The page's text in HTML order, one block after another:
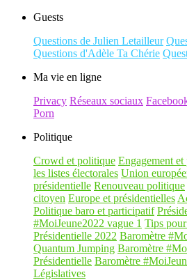
Guests
Questions de Julien Letailleur
Questions d'Adèle Ta Chérie
Ma vie en ligne
Privacy Réseaux sociaux
Porn
Politique
Crowd et politique Engagement
les listes électorales Union
présidentielle Renouveau politique
citoyen Europe et présidentielles
Politique baro et participatif
#MoiJeune2022 vague 1 Tips
Présidentielle 2022 Baromètre
Quantum Jumping Baromètre
Présidentielle Baromètre
Législatives